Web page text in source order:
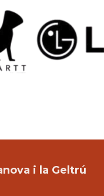
i la Geltrú